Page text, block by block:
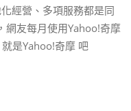
經營、多項服務都是同
網友每月使用Yahoo!奇摩
是Yahoo!奇摩 吧